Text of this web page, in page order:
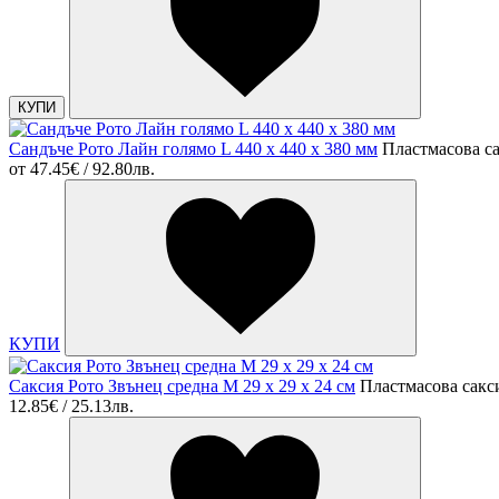
КУПИ
Сандъче Рото Лайн голямо L 440 x 440 x 380 мм Пластмасова
от 47.45€ / 92.80лв.
КУПИ
Саксия Рото Звънец средна M 29 x 29 x 24 см Пластмасова
12.85€ / 25.13лв.